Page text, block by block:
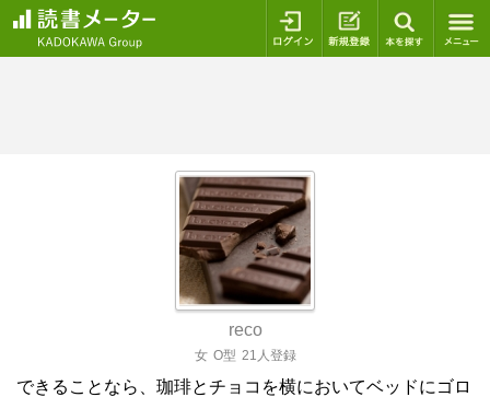
ログイン 新規登録
reco
女 O型 21人登録
できることなら、珈琲とチョコを横においてベッドにゴロ